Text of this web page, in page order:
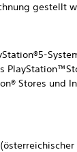
gestellt
Stores und